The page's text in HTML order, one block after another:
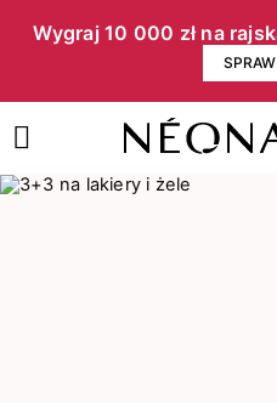
Wygraj 10 000 zł na